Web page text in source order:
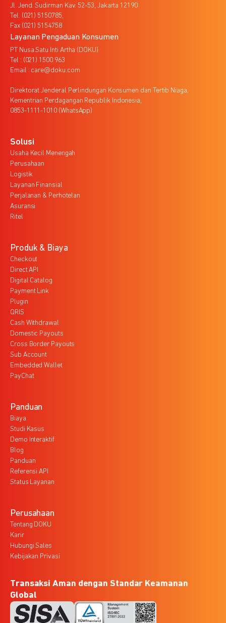
Jl. Jend. Sudirman Kav. 52-53, Jakarta 12190
Tel. (021) 5150785,
Fax (021) 5154758
Layanan Pengaduan Konsumen
PT Nusa Satu Inti Artha (DOKU)
Tel : (021) 1500 963
Email : care@doku.com
Direktorat Jenderal Perlindungan Konsumen dan Tertib Niaga,
Kementrian Perdagangan Republik Indonesia,
0853-1111-1010 (WhatsApp)
Solusi
Usaha Kecil Menengah
Perusahaan
Logistik
Layanan Finansial
Perjalanan & Perhotelan
Asuransi
Ritel
Produk & Biaya
Checkout
Direct API
Digital Catalog
Payment Link
Plugin
QRIS
Cash Withdrawal
Domestic Payouts
Cross Border Payouts
Sub Account
Embedded Wallet
PayChat
Panduan
Biaya
Studi Kasus
Demo Interaktif
Blog
Panduan
Referensi API
Status Layanan
Perusahaan
Tentang DOKU
Karir
Hubungi Sales
Kebijakan Privasi
Transaksi Aman dengan Standar Keamanan
Global